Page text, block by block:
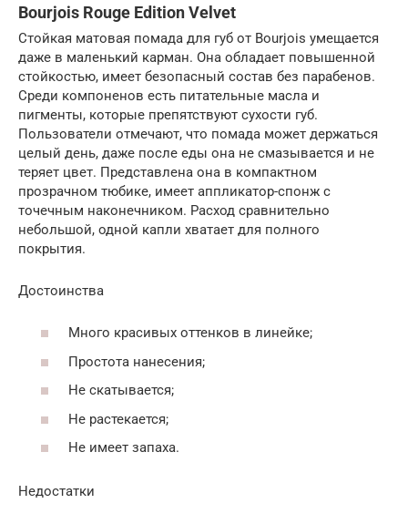
Bourjois Rouge Edition Velvet
Стойкая матовая помада для губ от Bourjois умещается
даже в маленький карман. Она обладает повышенной
стойкостью, имеет безопасный состав без парабенов.
Среди компоненов есть питательные масла и
пигменты, которые препятствуют сухости губ.
Пользователи отмечают, что помада может держаться
целый день, даже после еды она не смазывается и не
теряет цвет. Представлена она в компактном
прозрачном тюбике, имеет аппликатор-спонж с
точечным наконечником. Расход сравнительно
небольшой, одной капли хватает для полного
покрытия.
Достоинства
Много красивых оттенков в линейке;
Простота нанесения;
Не скатывается;
Не растекается;
Не имеет запаха.
Недостатки